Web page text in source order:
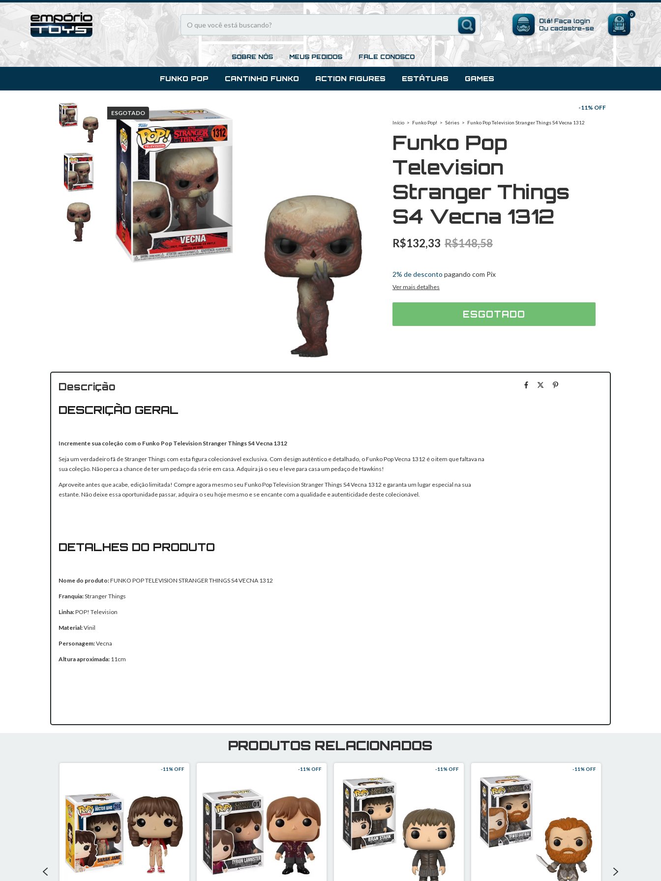
Olá! Faça login
Ou cadastre-se
0
SOBRE NÓS MEUS PEDIDOS FALE CONOSCO
FUNKO POP CANTINHO FUNKO ACTION FIGURES ESTÁTUAS GAMES
ESGOTADO
Início > Funko Pop! > Séries > Funko Pop Television Stranger Things S4 Vecna 1312
Funko Pop
Television
Stranger Things
S4 Vecna 1312
-11% OFF
R$132,33 R$148,58
2% de desconto pagando com Pix
Ver mais detalhes
Descrição
DESCRIÇÃO GERAL
Incremente sua coleção com o Funko Pop Television Stranger Things S4 Vecna 1312
Seja um verdadeiro fã de Stranger Things com esta figura colecionável exclusiva. Com design autêntico e detalhado, o Funko Pop Vecna 1312 é o item que faltava na
sua coleção. Não perca a chance de ter um pedaço da série em casa. Adquira já o seu e leve para casa um pedaço de Hawkins!
Aproveite antes que acabe, edição limitada! Compre agora mesmo seu Funko Pop Television Stranger Things S4 Vecna 1312 e garanta um lugar especial na sua
estante. Não deixe essa oportunidade passar, adquira o seu hoje mesmo e se encante com a qualidade e autenticidade deste colecionável.
DETALHES DO PRODUTO
Nome do produto:FUNKO POP TELEVISION STRANGER THINGS S4 VECNA 1312
Franquia:Stranger Things
Linha:POP! Television
Material:Vinil
Personagem:Vecna
Altura aproximada: 11cm
PRODUTOS RELACIONADOS
-11 % OFF -11 % OFF -11 % OFF -11 % OFF